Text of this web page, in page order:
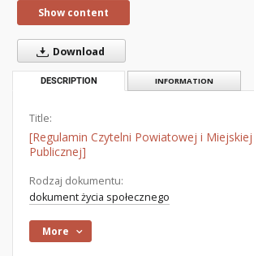
Show content
Download
DESCRIPTION INFORMATION
Title:
[Regulamin Czytelni Powiatowej i
Publicznej]
Rodzaj dokumentu:
dokument życia społecznego
More